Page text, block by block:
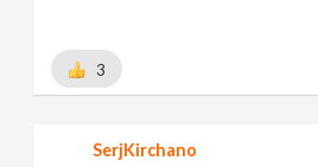
3
SerjKirchano